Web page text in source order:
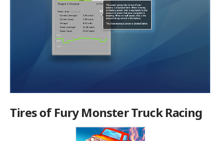
Tires of Fury Monster Truck Racing